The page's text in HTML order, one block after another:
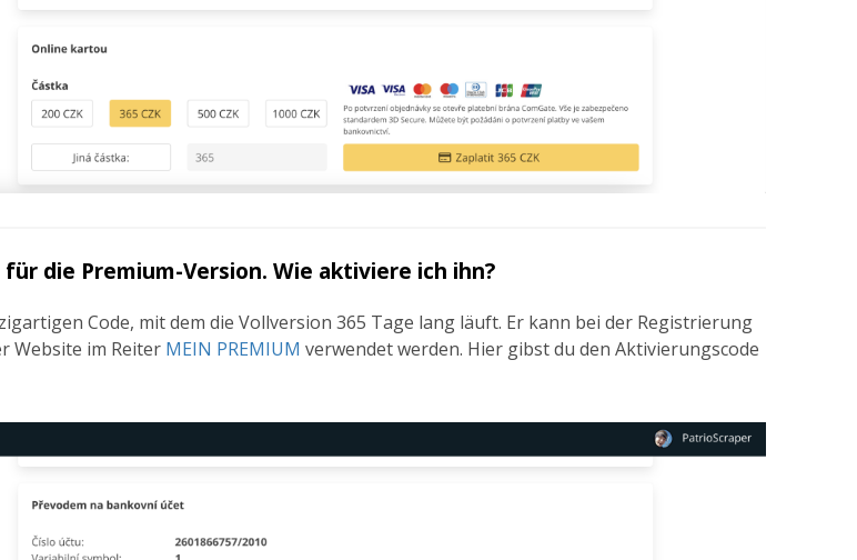
die Premium-Version. Wie aktiviere ich ihn?
Code, mit dem die Vollversion 365 Tage lang läuft. Er kann bei der Registrierung
Website im Reiter MEIN PREMIUM verwendet werden. Hier gibst du den Aktivierungscode